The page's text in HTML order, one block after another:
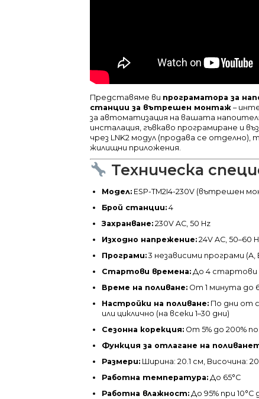
Представяме ви програматора за
станции за вътрешен монтаж –
за автоматизация на вашата
инсталация, гъвкаво програмиране и
чрез LNK2 модул (продава се отделно),
жилищни приложения.
Техническа
Модел: ESP-TM2I4-230V (вътрешен
Брой станции: 4
Захранване: 230V AC, 50 Hz
Изходно напрежение: 24V AC, 50–60
Програми: 3 независими програми (A,
Стартови времена: До 4 стартови
Време на поливане: От 1 минута до
Настройки на поливане: По дни от
или циклично (на всеки 1–30 дни)
Сезонна корекция: От 5% до 200%
Функция за отлагане на
Размери: Ширина: 20.1 см, Височина:
Работна температура: До 65°C
Работна влажност: До 95% при 10°C